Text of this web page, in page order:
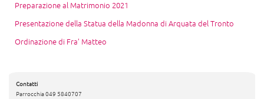
Preparazione al Matrimonio 2021
Presentazione della Statua della Madonna di Arquata del Tronto
Ordinazione di Fra’ Matteo
Contatti
Parrocchia 049 5840707